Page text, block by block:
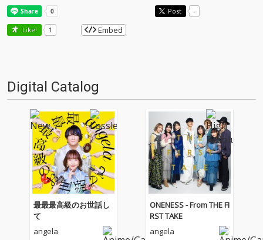
Post -
Like! 1 Embed
Digital Catalog
最最最高級のお世話し
て
angela
ONENESS - From THE FI
RST TAKE
angela